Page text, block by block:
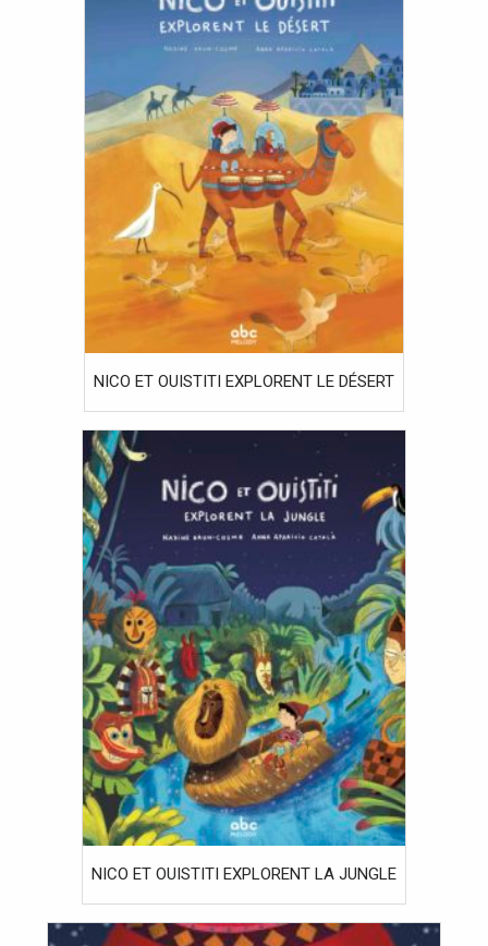
NICO ET OUISTITI EXPLORENT LE DÉSERT
NICO ET OUISTITI EXPLORENT LA JUNGLE